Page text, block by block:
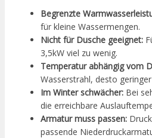
Begrenzte
für kleine Wassermengen.
Nicht für Dusche geeignet:
3,5kW viel zu wenig.
Temperatur abhängig vom
Wasserstrahl, desto
Im Winter schwächer: Bei
die erreichbare
Armatur muss passen:
passende